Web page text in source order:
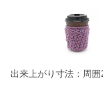
出来上がり寸法：周